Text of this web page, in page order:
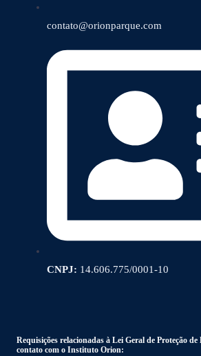
contato@orionparque.com
CNPJ: 14.606.775/0001-10
Requisições relacionadas à Lei Geral de Proteção
contato com o Instituto Orion: